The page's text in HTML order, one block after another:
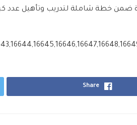
ضمن خطة شاملة لتدريب وتأهيل عدد
Share